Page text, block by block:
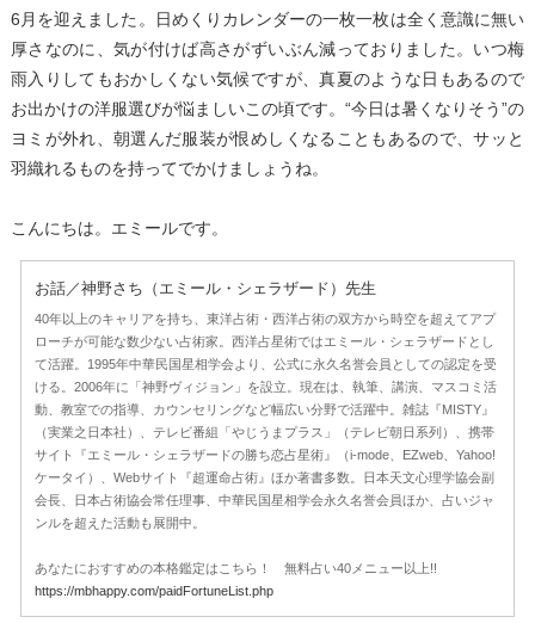
6月を迎えました。日めくりカレンダーの一枚一枚は全く意識に無い
厚さなのに、気が付けば高さがずいぶん減っておりました。いつ梅
雨入りしてもおかしくない気候ですが、真夏のような日もあるので
お出かけの洋服選びが悩ましいこの頃です。“今日は暑くなりそう”の
ヨミが外れ、朝選んだ服装が恨めしくなることもあるので、サッと
羽織れるものを持ってでかけましょうね。
こんにちは。エミールです。
お話／神野さち（エミール・シェラザード）先生
40年以上のキャリアを持ち、東洋占術・西洋占術の双方から時空を超えてアプ
ローチが可能な数少ない占術家。西洋占星術ではエミール・シェラザードとし
て活躍。1995年中華民国星相学会より、公式に永久名誉会員としての認定を受
ける。2006年に「神野ヴィジョン」を設立。現在は、執筆、講演、マスコミ活
動、教室での指導、カウンセリングなど幅広い分野で活躍中。雑誌『MISTY』
（実業之日本社）、テレビ番組「やじうまプラス」（テレビ朝日系列）、携帯
サイト『エミール・シェラザードの勝ち恋占星術』（i-mode、EZweb、Yahoo!
ケータイ）、Webサイト『超運命占術』ほか著書多数。日本天文心理学協会副
会長、日本占術協会常任理事、中華民国星相学会永久名誉会員ほか、占いジャ
ンルを超えた活動も展開中。
あなたにおすすめの本格鑑定はこちら！ 無料占い40メニュー以上!!
https://mbhappy.com/paidFortuneList.php